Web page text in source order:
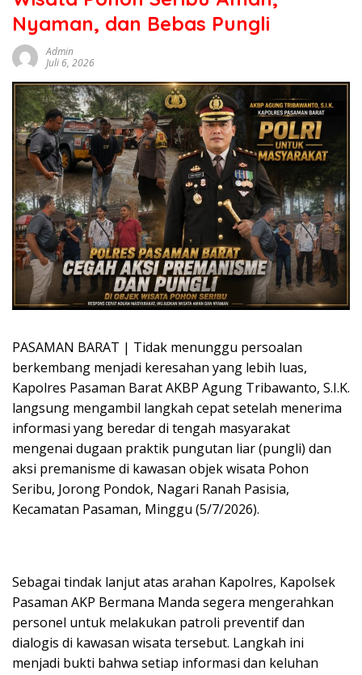
sumbar
tv
Nyaman, dan Bebas Pungli
Admin
Juli 6, 2026
PASAMAN BARAT | Tidak menunggu persoalan
berkembang menjadi keresahan yang lebih luas,
Kapolres Pasaman Barat AKBP Agung Tribawanto, S.I.K.
langsung mengambil langkah cepat setelah menerima
informasi yang beredar di tengah masyarakat
mengenai dugaan praktik pungutan liar (pungli) dan
aksi premanisme di kawasan objek wisata Pohon
Seribu, Jorong Pondok, Nagari Ranah Pasisia,
Kecamatan Pasaman, Minggu (5/7/2026).
Sebagai tindak lanjut atas arahan Kapolres, Kapolsek
Pasaman AKP Bermana Manda segera mengerahkan
personel untuk melakukan patroli preventif dan
dialogis di kawasan wisata tersebut. Langkah ini
menjadi bukti bahwa setiap informasi dan keluhan